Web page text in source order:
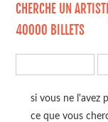
CHERCHE UN
40000 BILLETS
si vous ne l'avez
ce que vous